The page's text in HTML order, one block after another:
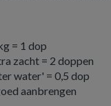
= 1 dop
zacht = 2 doppen
water' = 0,5 dop
aanbrengen